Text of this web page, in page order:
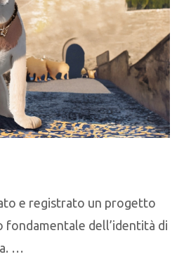
e registrato un progetto
fondamentale dell’identità di
…